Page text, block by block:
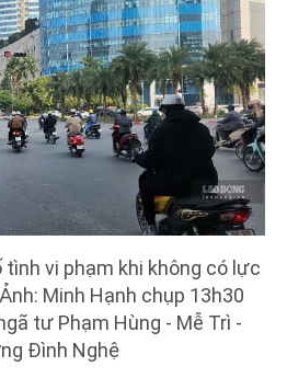
vi phạm khi không có lực
Minh Hạnh chụp 13h30
tư Phạm Hùng - Mễ Trì -
Đình Nghệ